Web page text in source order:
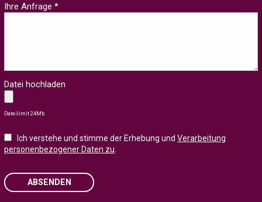
Ihre Anfrage *
Datei hochladen
Dateilimit 24Mb
Ich verstehe und stimme der Erhebung undVerarbeitung
personenbezogener Daten zu.
ABSENDEN